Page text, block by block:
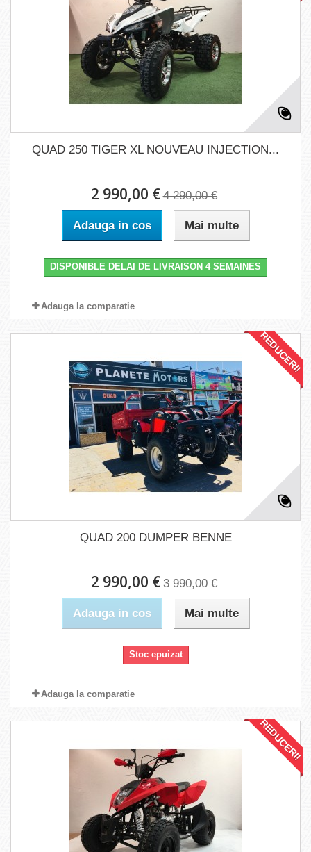
QUAD 250 TIGER XL NOUVEAU INJECTION...
2 990,00 € 4 290,00 €
Adauga in cos Mai multe
DISPONIBLE DELAI DE LIVRAISON 4 SEMAINES
Adauga la comparatie
REDUCERI!
QUAD 200 DUMPER BENNE
2 990,00 € 3 990,00 €
Adauga in cos Mai multe
Stoc epuizat
Adauga la comparatie
REDUCERI!